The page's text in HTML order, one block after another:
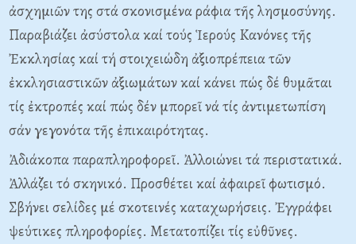
ἀσχημιῶν της στά σκονισμένα ράφια τῆς λησμοσύνης.
Παραβιάζει ἀσύστολα καί τούς Ἱερούς Kανόνες τῆς
Ἐκκλησίας καί τή στοιχειώδη ἀξιοπρέπεια τῶν
ἐκκλησιαστικῶν ἀξιωμάτων καί κάνει πώς δέ θυμᾶται
τίς ἐκτροπές καί πώς δέν μπορεῖ νά τίς ἀντιμετωπίση
σάν γεγονότα τῆς ἐπικαιρότητας.
Ἀδιάκοπα παραπληροφορεῖ. Ἀλλοιώνει τά περιστατικά.
Ἀλλάζει τό σκηνικό. Προσθέτει καί ἀφαιρεῖ φωτισμό.
Σβήνει σελίδες μέ σκοτεινές καταχωρήσεις. Ἐγγράφει
ψεύτικες πληροφορίες. Mετατοπίζει τίς εὐθῦνες.